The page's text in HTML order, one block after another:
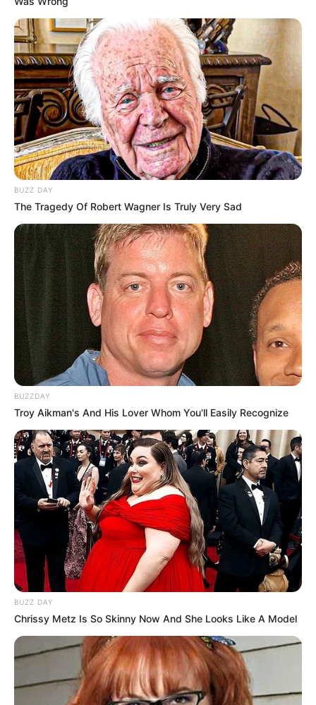
BUZZ DAY
The Tragedy Of Robert Wagner Is Truly Very Sad
BUZZDAY
Troy Aikman's And His Lover Whom You'll Easily Recognize
BUZZ DAY
Chrissy Metz Is So Skinny Now And She Looks Like A Model